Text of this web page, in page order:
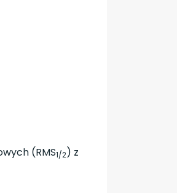
(RMS1/2) z